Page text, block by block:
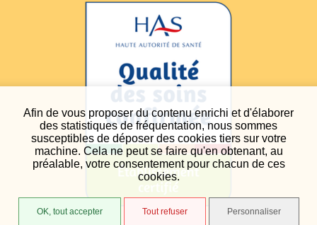
Afin de vous proposer du contenu enrichi et d'élaborer
des statistiques de fréquentation, nous sommes
susceptibles de déposer des cookies tiers sur votre
machine. Cela ne peut se faire qu'en obtenant, au
préalable, votre consentement pour chacun de ces
cookies.
OK, tout accepter Tout refuser Personnaliser